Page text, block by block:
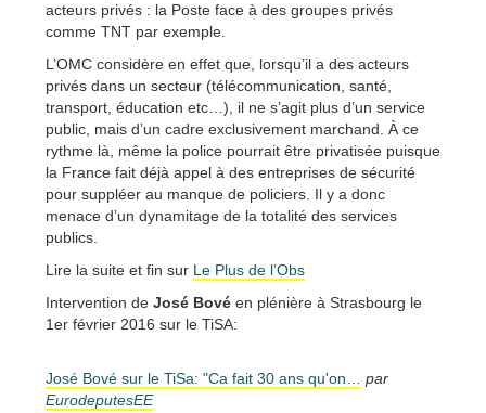
acteurs privés : la Poste face à des groupes privés
comme TNT par exemple.
L’OMC considère en effet que, lorsqu’il a des acteurs
privés dans un secteur (télécommunication, santé,
transport, éducation etc…), il ne s’agit plus d’un service
public, mais d’un cadre exclusivement marchand. À ce
rythme là, même la police pourrait être privatisée puisque
la France fait déjà appel à des entreprises de sécurité
pour suppléer au manque de policiers. Il y a donc
menace d’un dynamitage de la totalité des services
publics.
Lire la suite et fin sur Le Plus de l’Obs
Intervention de José Bové en plénière à Strasbourg le
1er février 2016 sur le TiSA:
José Bové sur le TiSa: "Ca fait 30 ans qu'on…
par
EurodeputesEE